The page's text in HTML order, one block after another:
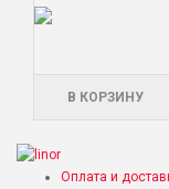
В КОРЗИНУ
Оплата и